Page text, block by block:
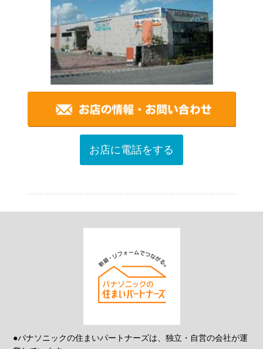
お店に電話をする
●パナソニックの住まいパートナーズは、独立・自営の会社が運